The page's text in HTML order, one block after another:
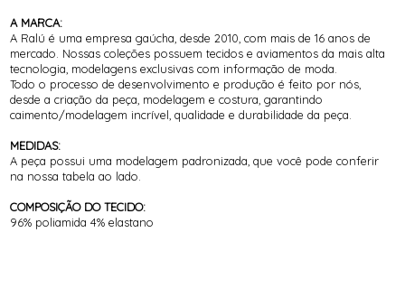
A MARCA:
A Ralú é uma empresa gaúcha, desde 2010, com mais de 16 anos de
mercado. Nossas coleções possuem tecidos e aviamentos da mais alta
tecnologia, modelagens exclusivas com informação de moda.
Todo o processo de desenvolvimento e produção é feito por nós,
desde a criação da peça, modelagem e costura, garantindo
caimento/modelagem incrível, qualidade e durabilidade da peça.
MEDIDAS:
A peça possui uma modelagem padronizada, que você pode conferir
na nossa tabela ao lado.
COMPOSIÇÃO DO TECIDO:
96% poliamida 4% elastano